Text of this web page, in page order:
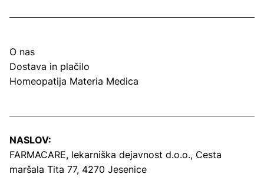
O nas
Dostava in plačilo
Homeopatija Materia Medica
NASLOV:
FARMACARE, lekarniška dejavnost d.o.o., Cesta
maršala Tita 77, 4270 Jesenice